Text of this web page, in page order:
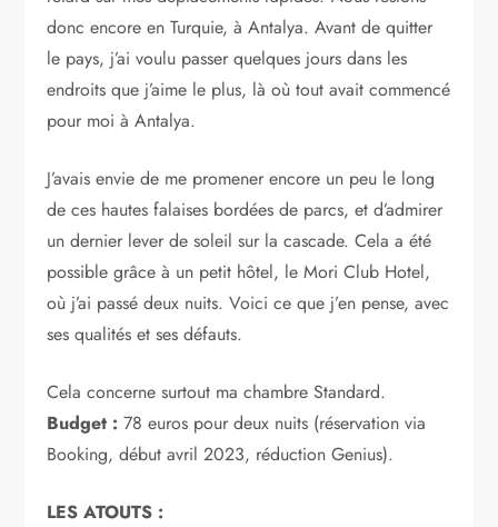
donc encore en Turquie, à Antalya. Avant de quitter
le pays, j’ai voulu passer quelques jours dans les
endroits que j’aime le plus, là où tout avait commencé
pour moi à Antalya.
J’avais envie de me promener encore un peu le long
de ces hautes falaises bordées de parcs, et d’admirer
un dernier lever de soleil sur la cascade. Cela a été
possible grâce à un petit hôtel, le Mori Club Hotel,
où j’ai passé deux nuits. Voici ce que j’en pense, avec
ses qualités et ses défauts.
Cela concerne surtout ma chambre Standard.
Budget : 78 euros pour deux nuits (réservation via
Booking, début avril 2023, réduction Genius).
LES ATOUTS :